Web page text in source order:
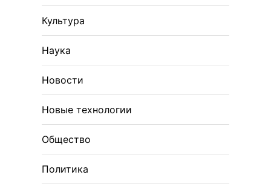
Культура
Наука
Новости
Новые технологии
Общество
Политика